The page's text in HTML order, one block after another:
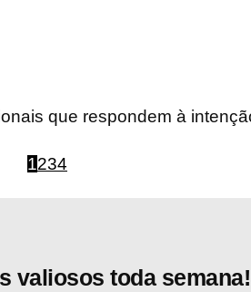
que respondem à
1234
valiosos toda semana!